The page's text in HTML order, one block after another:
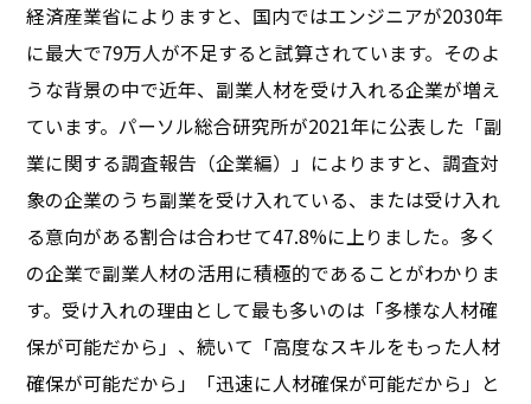
経済産業省によりますと、国内ではエンジニアが2030年
に最大で79万人が不足すると試算されています。そのよ
うな背景の中で近年、副業人材を受け入れる企業が増え
ています。パーソル総合研究所が2021年に公表した「副
業に関する調査報告（企業編）」によりますと、調査対
象の企業のうち副業を受け入れている、または受け入れ
る意向がある割合は合わせて47.8%に上りました。多く
の企業で副業人材の活用に積極的であることがわかりま
す。受け入れの理由として最も多いのは「多様な人材確
保が可能だから」、続いて「高度なスキルをもった人材
確保が可能だから」「迅速に人材確保が可能だから」と